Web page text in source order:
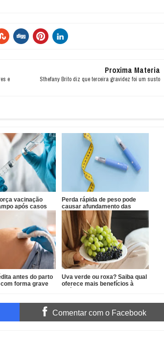
e
Proxima Materia
Sthefany Brito diz que terceira gravidez foi um susto
vacinação
após casos
Perda rápida de peso pode
causar afundamento das
têmporas, alertam
especialistas
antes do parto
forma grave
Uva verde ou roxa? Saiba qual
oferece mais benefícios à
Comentar com o Facebook